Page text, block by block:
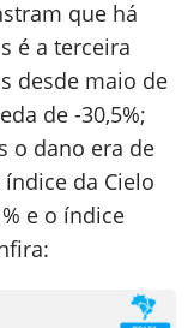
que há
é a terceira
desde maio de
de -30,5%;
o dano era de
índice da Cielo
e o índice